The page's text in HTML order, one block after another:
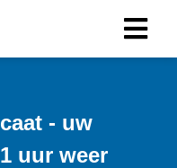
- uw
uur weer